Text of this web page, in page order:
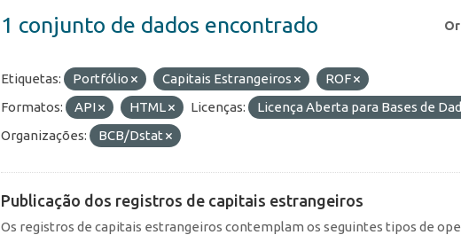
1 conjunto de dados encontrado
Etiquetas: Portfólio Capitais Estrangeiros
ROF
Formatos:
API HTML Licenças:
Licença Aberta para Bases de
Organizações:
BCB/Dstat
Publicação dos registros de capitais estrangeiros
Os registros de capitais estrangeiros contemplam os seguintes tipos de